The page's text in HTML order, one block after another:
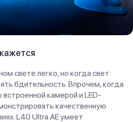
свете легко, но когда свет
бдительность. Впрочем, когда
камерой и LED-
качественную
L40 Ultra AE умеет